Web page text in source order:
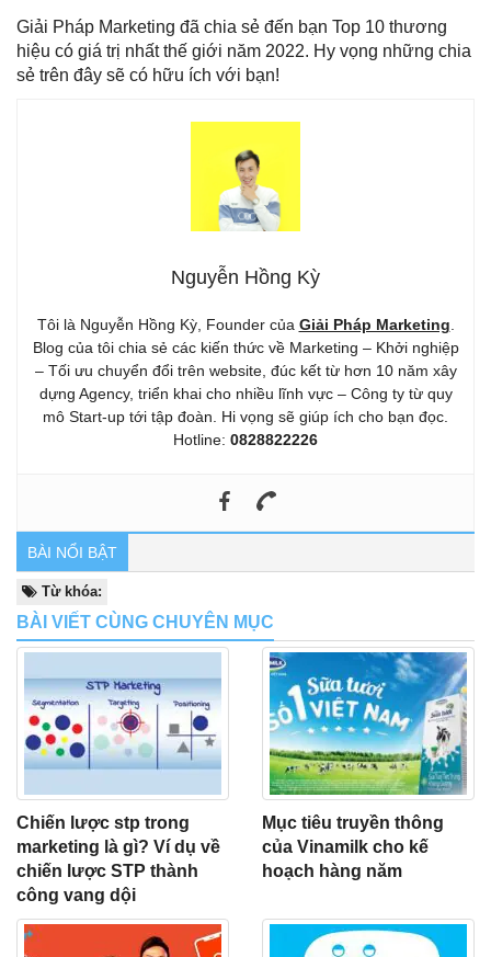
Giải Pháp Marketing đã chia sẻ đến bạn Top 10 thương
hiệu có giá trị nhất thế giới năm 2022. Hy vọng những chia
sẻ trên đây sẽ có hữu ích với bạn!
Nguyễn Hồng Kỳ
Tôi là Nguyễn Hồng Kỳ, Founder của Giải Pháp Marketing
Blog của tôi chia sẻ các kiến thức về Marketing – Khởi nghiệp
– Tối ưu chuyển đổi trên website, đúc kết từ hơn 10 năm xây
dựng Agency, triển khai cho nhiều lĩnh vực – Công ty từ quy
mô Start-up tới tập đoàn. Hi vọng sẽ giúp ích cho bạn đọc.
Hotline: 0828822226
BÀI NỔI BẬT
Từ khóa:
BÀI VIẾT CÙNG CHUYÊN MỤC
Chiến lược stp trong
marketing là gì? Ví dụ về
chiến lược STP thành
công vang dội
Mục tiêu truyền thông
của Vinamilk cho kế
hoạch hàng năm